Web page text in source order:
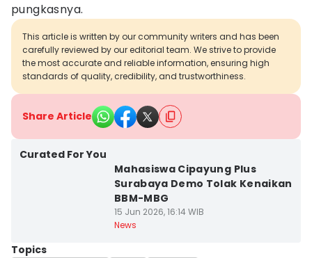
pungkasnya.
This article is written by our community writers and has been
carefully reviewed by our editorial team. We strive to provide
the most accurate and reliable information, ensuring high
standards of quality, credibility, and trustworthiness.
Share Article
Curated For You
Mahasiswa Cipayung Plus
Surabaya Demo Tolak Kenaikan
BBM-MBG
15 Jun 2026, 16:14 WIB
News
Topics